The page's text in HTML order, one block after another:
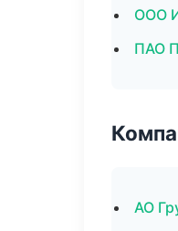
ООО
ПАО
АО